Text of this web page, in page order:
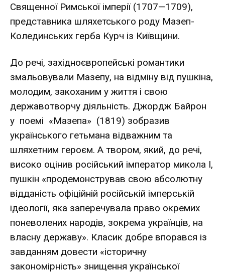
Священної Римської імперії (1707—1709),
представника шляхетського роду Мазеп-
Колединських герба Курч із Київщини.
До речі, західноєвропейські романтики
змальовували Мазепу, на відміну від пушкіна,
молодим, закоханим у життя і свою
державотворчу діяльність. Джордж Байрон
у поемі «Мазепа» (1819) зобразив
українського гетьмана відважним та
шляхетним героєм. А твором, який, до речі,
високо оцінив російський імператор микола І,
пушкін «продемонстрував свою абсолютну
відданість офіційній російській імперській
ідеології, яка заперечувала право окремих
поневолених народів, зокрема українців, на
власну державу». Класик добре впорався із
завданням довести «історичну
закономірність» знищення української